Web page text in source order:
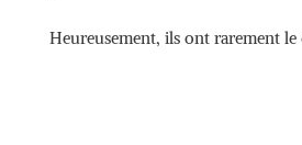
Heureusement, ils ont rarement